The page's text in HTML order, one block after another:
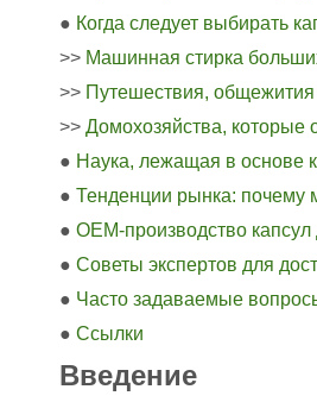
● Когда следует выбирать
>> Машинная стирка
>> Путешествия, общежития
>> Домохозяйства, которые
● Наука, лежащая в основе
● Тенденции рынка: почему
● OEM-производство
● Советы экспертов для
● Часто задаваемые
● Ссылки
Введение